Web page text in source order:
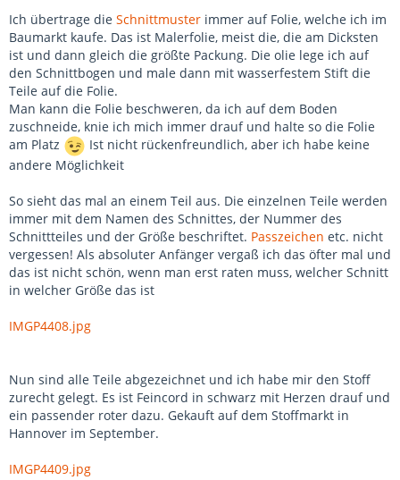
Ich übertrage die Schnittmuster immer auf Folie, welche ich im
Baumarkt kaufe. Das ist Malerfolie, meist die, die am Dicksten
ist und dann gleich die größte Packung. Die olie lege ich auf
den Schnittbogen und male dann mit wasserfestem Stift die
Teile auf die Folie.
Man kann die Folie beschweren, da ich auf dem Boden
zuschneide, knie ich mich immer drauf und halte so die Folie
am Platz
Ist nicht rückenfreundlich, aber ich habe keine
andere Möglichkeit
So sieht das mal an einem Teil aus. Die einzelnen Teile werden
immer mit dem Namen des Schnittes, der Nummer des
Schnittteiles und der Größe beschriftet. Passzeichen etc. nicht
vergessen! Als absoluter Anfänger vergaß ich das öfter mal und
das ist nicht schön, wenn man erst raten muss, welcher Schnitt
in welcher Größe das ist
IMGP4408.jpg
Nun sind alle Teile abgezeichnet und ich habe mir den Stoff
zurecht gelegt. Es ist Feincord in schwarz mit Herzen drauf und
ein passender roter dazu. Gekauft auf dem Stoffmarkt in
Hannover im September.
IMGP4409.jpg